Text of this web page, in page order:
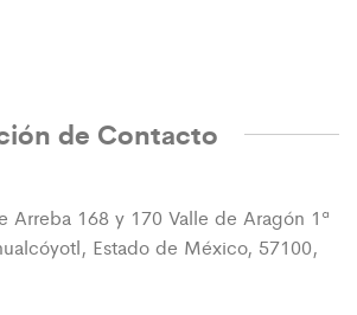
de Contacto
Arreba 168 y 170 Valle de Aragón 1ª
Estado de México, 57100,